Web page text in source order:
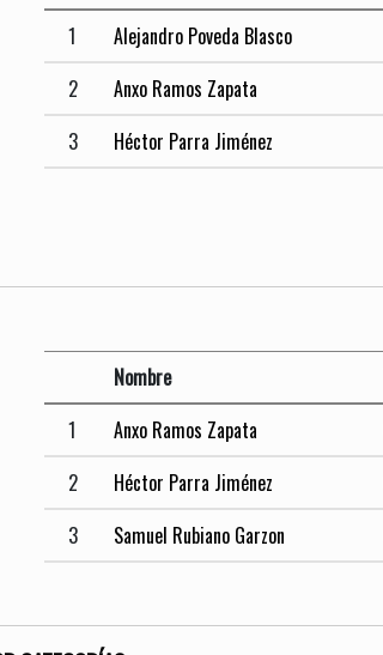
1
Alejandro Poveda Blasco
2
Anxo Ramos Zapata
3
Héctor Parra Jiménez
Nombre
1
Anxo Ramos Zapata
2
Héctor Parra Jiménez
3
Samuel Rubiano Garzon